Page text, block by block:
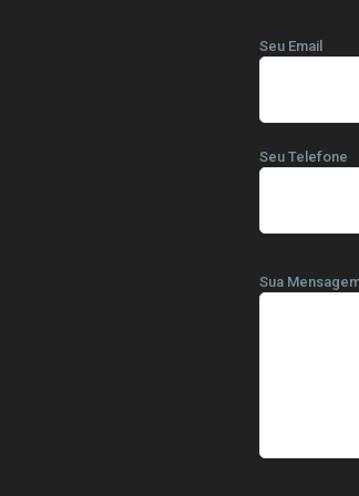
Seu Email
Seu Telefone
Sua